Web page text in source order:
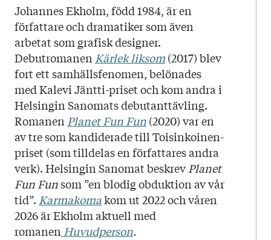
Johannes Ekholm, född 1984, är en
författare och dramatiker som även
arbetat som grafisk designer.
Debutromanen Kärlek liksom(2017) blev
fort ett samhällsfenomen, belönades
med Kalevi Jäntti-priset och kom andra i
Helsingin Sanomats debutanttävling.
Romanen Planet Fun Fun(2020) var en
av tre som kandiderade till Toisinkoinen-
priset (som tilldelas en författares andra
verk). Helsingin Sanomat beskrev Planet
Fun Funsom ”en blodig obduktion av vår
tid”. Karmakomakom ut 2022 och våren
2026 är Ekholm aktuell med
romanen Huvudperson.